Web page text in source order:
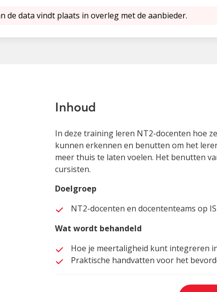
de data vindt plaats in overleg met de aanbieder.
Inhoud
In deze training leren NT2-docenten hoe
kunnen erkennen en benutten om het
meer thuis te laten voelen. Het benutten
cursisten.
Doelgroep
NT2-docenten en docententeams op
Wat wordt behandeld
Hoe je meertaligheid kunt integreren
Praktische handvatten voor het